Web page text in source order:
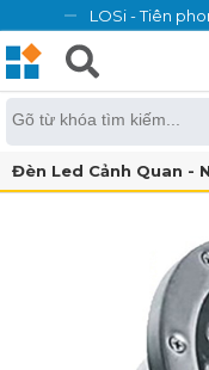
LOSi - Tiên
Đèn Led Cảnh Quan -